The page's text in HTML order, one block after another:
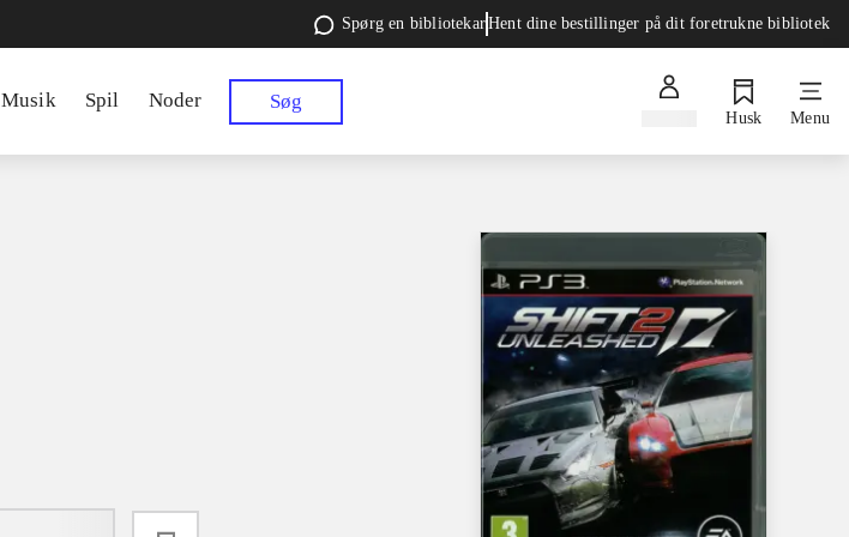
Spørg en bibliotekarHent dine bestillinger på dit foretrukne bibliotek
Musik Spil Noder Søg
Husk Menu